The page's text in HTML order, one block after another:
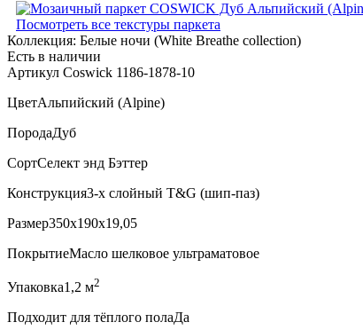
Посмотреть все текстуры паркета
Коллекция: Белые ночи (White Breathe collection)
Есть в наличии
Артикул Coswick 1186-1878-10
ЦветАльпийский (Alpine)
ПородаДуб
СортСелект энд Бэттер
Конструкция3-х слойный T&G (шип-паз)
Размер350x190x19,05
ПокрытиеМасло шелковое ультраматовое
Упаковка1,2 м2
Подходит для тёплого полаДа